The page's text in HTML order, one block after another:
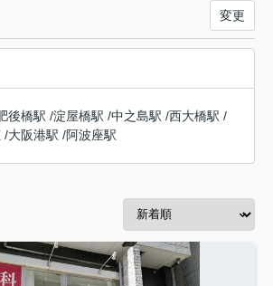
変更
後橋駅 /淀屋橋駅 /中之島駅 /西大橋駅 /
/大阪港駅 /阿波座駅